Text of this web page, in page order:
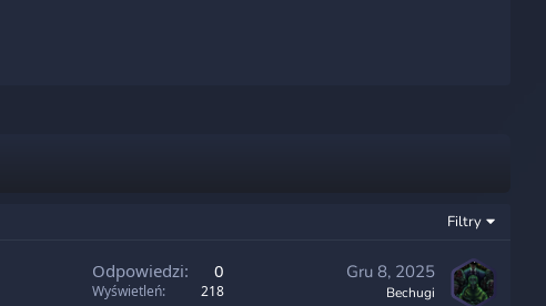
Filtry
Odpowiedzi 0
Wyświetleń 218
Gru 8, 2025
Bechugi